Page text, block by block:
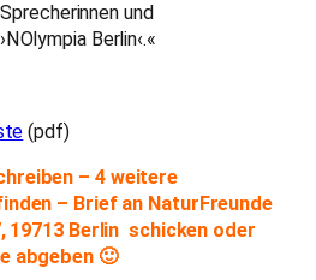
und
Berlin‹.«
(pdf)
– 4 weitere
– Brief an NaturFreunde
19713 Berlin schicken oder
abgeben 🙂